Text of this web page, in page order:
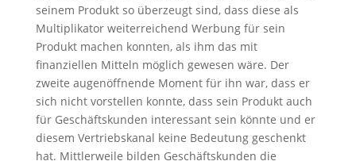
seinem Produkt so überzeugt sind, dass diese als
Multiplikator weiterreichend Werbung für sein
Produkt machen konnten, als ihm das mit
finanziellen Mitteln möglich gewesen wäre. Der
zweite augenöffnende Moment für ihn war, dass er
sich nicht vorstellen konnte, dass sein Produkt auch
für Geschäftskunden interessant sein könnte und er
diesem Vertriebskanal keine Bedeutung geschenkt
hat. Mittlerweile bilden Geschäftskunden die